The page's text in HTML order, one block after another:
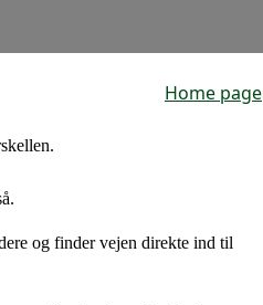
Home page
og finder vejen direkte ind til